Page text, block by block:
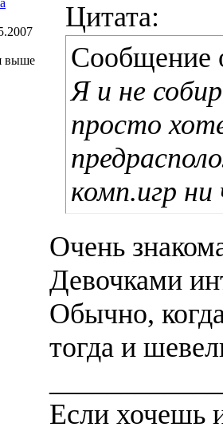
Цитата:
Сообщение
Я и не
просто
комп.игр ни
Очень
Девочками
Обычно,
тогда и
Если хочешь